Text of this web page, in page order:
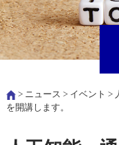
> ニュース > イベント >
を開講します。